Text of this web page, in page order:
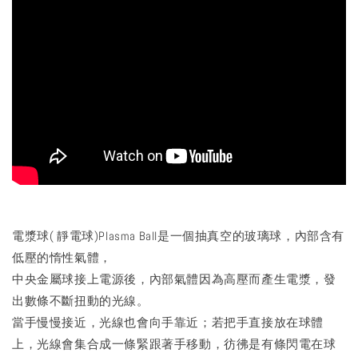
電漿球( 靜電球)Plasma Ball是一個抽真空的玻璃球，內部含有
低壓的惰性氣體，
中央金屬球接上電源後，內部氣體因為高壓而產生電漿，發
出數條不斷扭動的光線。
當手慢慢接近，光線也會向手靠近；若把手直接放在球體
上，光線會集合成一條緊跟著手移動，彷彿是有條閃電在球